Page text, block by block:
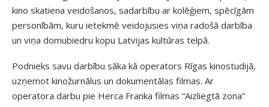
kino skatiena veidošanos, sadarbību ar kolēģiem, spēcīgām
personībām, kuru ietekmē veidojusies viņa radošā darbība
un viņa domubiedru kopu Latvijas kultūras telpā.
Podnieks savu darbību sāka kā operators Rīgas kinostudijā,
uzņemot kinožurnālus un dokumentālas filmas. Ar
operatora darbu pie Herca Franka filmas “Aizliegtā zona”